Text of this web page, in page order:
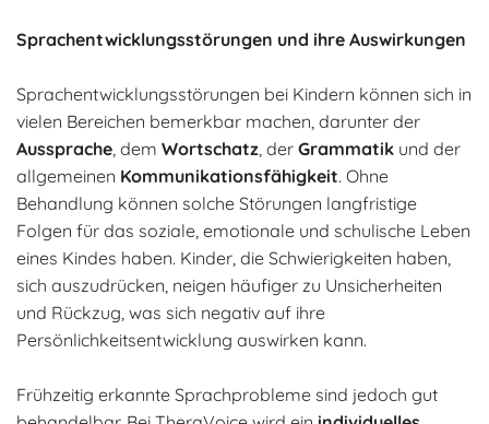
Sprachentwicklungsstörungen und ihre Auswirkungen
Sprachentwicklungsstörungen bei Kindern können sich in
vielen Bereichen bemerkbar machen, darunter der
Aussprache , dem Wortschatz , der Grammatik und der
allgemeinen Kommunikationsfähigkeit. Ohne
Behandlung können solche Störungen langfristige
Folgen für das soziale, emotionale und schulische Leben
eines Kindes haben. Kinder, die Schwierigkeiten haben,
sich auszudrücken, neigen häufiger zu Unsicherheiten
und Rückzug, was sich negativ auf ihre
Persönlichkeitsentwicklung auswirken kann.
Frühzeitig erkannte Sprachprobleme sind jedoch gut